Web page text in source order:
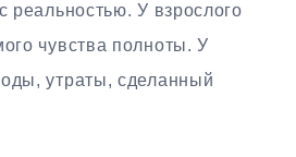
реальностью. У взрослого
чувства полноты. У
утраты, сделанный